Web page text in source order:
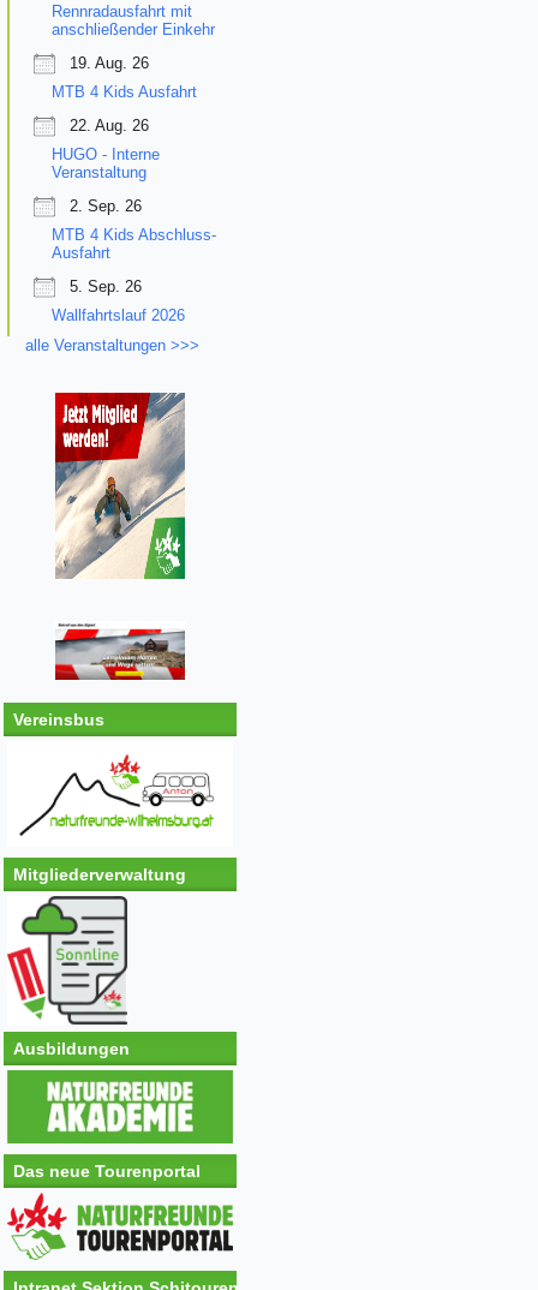
Rennradausfahrt mit
anschließender Einkehr
19. Aug. 26
MTB 4 Kids Ausfahrt
22. Aug. 26
HUGO - Interne
Veranstaltung
2. Sep. 26
MTB 4 Kids Abschluss-
Ausfahrt
5. Sep. 26
Wallfahrtslauf 2026
alle Veranstaltungen >>>
Vereinsbus
Mitgliederverwaltung
Ausbildungen
Das neue Tourenportal